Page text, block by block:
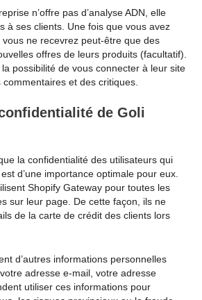
n’offre pas d’analyse ADN, elle
à ses clients. Une fois que vous avez
ne recevrez peut-être que des
offres de leurs produits (facultatif).
possibilité de vous connecter à leur site
et des critiques.
de Goli
la confidentialité des utilisateurs qui
d’une importance optimale pour eux.
Shopify Gateway pour toutes les
sur leur page. De cette façon, ils ne
de la carte de crédit des clients lors
d’autres informations personnelles
adresse e-mail, votre adresse
utiliser ces informations pour